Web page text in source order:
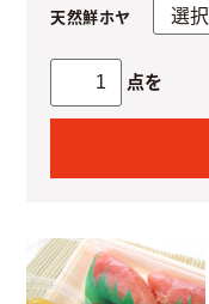
天然鮮ホヤ
点を